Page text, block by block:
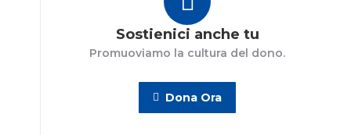
Sostienici anche tu
Promuoviamo la cultura del dono.
Dona Ora